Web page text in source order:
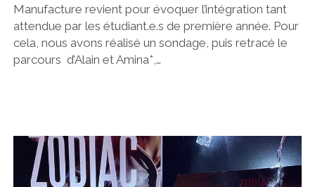
Manufacture revient pour évoquer l’intégration tant
attendue par les étudiant.e.s de première année. Pour
cela, nous avons réalisé un sondage, puis retracé le
parcours d’Alain et Amina*,…